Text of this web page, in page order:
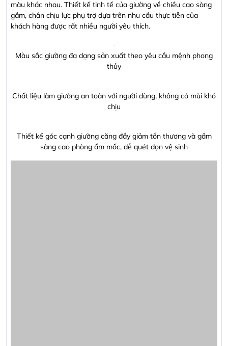
màu khác nhau. Thiết kế tinh tế của giường về chiều cao sàng
gầm, chân chịu lực phụ trợ dựa trên nhu cầu thực tiễn của
khách hàng được rất nhiều người yêu thích.
Màu sắc giường đa dạng sản xuất theo yêu cầu mệnh phong
Chất liệu làm giường an toàn với người dùng, không có mùi khó
Thiết kế góc cạnh giường căng đầy giảm tổn thương và gầm
sàng cao phòng ẩm mốc, dễ quét dọn vệ sinh